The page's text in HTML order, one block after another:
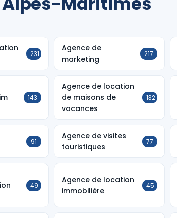
231
Agence de
marketing
217
143
Agence de location
de maisons de
vacances
132
91
Agence de visites
touristiques
77
49
Agence de location
immobilière
45